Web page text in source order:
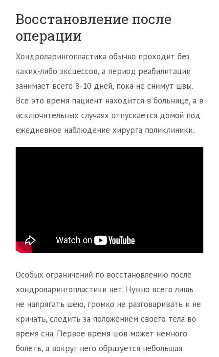
Восстановление после
операции
Хондроларингопластика обычно проходит без
каких-либо эксцессов, а период реабилитации
занимает всего 8-10 дней, пока не снимут швы.
Все это время пациент находится в больнице, а в
исключительных случаях отпускается домой под
ежедневное наблюдение хирурга поликлиники.
Особых ограничений по восстановлению после
хондроларингопластики нет. Нужно всего лишь
не напрягать шею, громко не разговаривать и не
кричать, следить за положением своего тела во
время сна. Первое время шов может немного
болеть, а вокруг него образуется небольшая